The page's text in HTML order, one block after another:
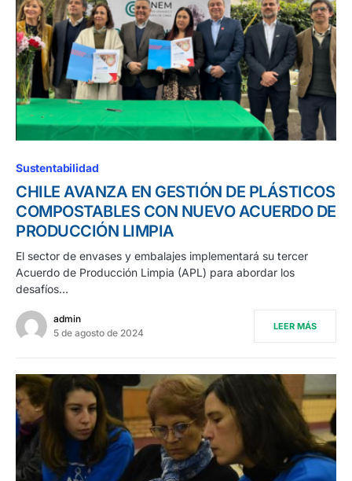
Sustentabilidad
CHILE AVANZA EN GESTIÓN DE PLÁSTICOS
COMPOSTABLES CON NUEVO ACUERDO DE
PRODUCCIÓN LIMPIA
El sector de envases y embalajes implementará su tercer
Acuerdo de Producción Limpia (APL) para abordar los
desafíos…
admin
5 de agosto de 2024
LEER MÁS